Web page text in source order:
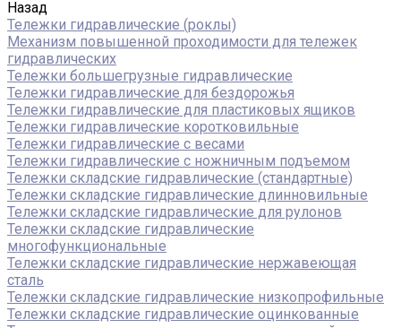
Назад
Тележки гидравлические (роклы)
Механизм повышенной проходимости для тележек
гидравлических
Тележки большегрузные гидравлические
Тележки гидравлические для бездорожья
Тележки гидравлические для пластиковых ящиков
Тележки гидравлические коротковильные
Тележки гидравлические с весами
Тележки гидравлические с ножничным подъемом
Тележки складские гидравлические (стандартные)
Тележки складские гидравлические длинновильные
Тележки складские гидравлические для рулонов
Тележки складские гидравлические
многофункциональные
Тележки складские гидравлические нержавеющая
сталь
Тележки складские гидравлические низкопрофильные
Тележки складские гидравлические оцинкованные